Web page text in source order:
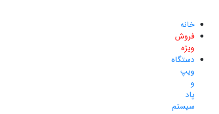
خانه
فروش
ویژه
دستگاه
ویپ
و
پاد
سیستم